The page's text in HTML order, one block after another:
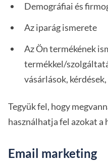
Demográfiai és
Az iparág ismerete
Az Ön termékének
termékkel/
vásárlások,
Tegyük fel, hogy
használhatja fel azokat a
Email marketing